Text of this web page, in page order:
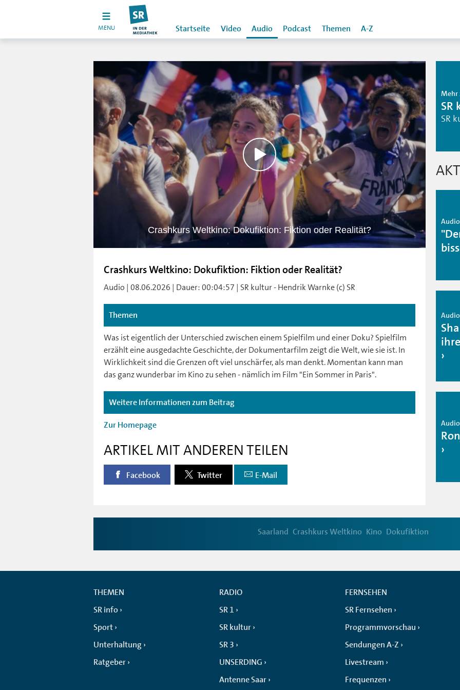
MENU Startseite Video Audio Podcast Themen A-Z
Crashkurs Weltkino: Dokufiktion: Fiktion oder Realität?
Crashkurs Weltkino: Dokufiktion: Fiktion oder Realität?
Audio | 08.06.2026 | Dauer: 00:04:57 | SR kultur - Hendrik Warnke (c) SR
Themen
Was ist eigentlich der Unterschied zwischen einem Spielfilm und einer Doku? Spielfilm
erzählt eine ausgedachte Geschichte, der Dokumentarfilm zeigt die Welt, wie sie ist. In
Wirklichkeit sind die Grenzen oft viel unschärfer, als man denkt. Momentan kann man
das ganz wunderbar im Kino zu sehen - nämlich im Film "Ein Sommer in Paris".
Weitere Informationen zum Beitrag
Zur Homepage
ARTIKEL MIT ANDEREN TEILEN
Facebook Twitter E-Mail
Mehr
SR
SR
Saarland Crashkurs Weltkino Kino Dokufiktion
THEMEN
SR info
Sport
Unterhaltung
Ratgeber
RADIO
SR 1
SR kultur
SR 3
UNSERDING
Antenne Saar
FERNSEHEN
SR Fernsehen
Programmvorschau
Sendungen A-Z
Livestream
Frequenzen